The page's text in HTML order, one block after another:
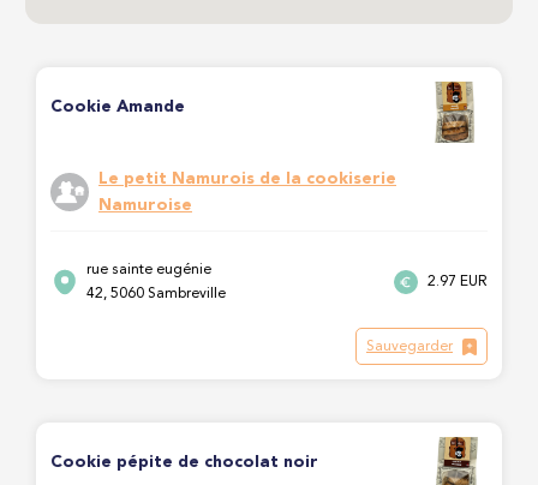
Cookie Amande
Le petit Namurois de la cookiserie
Namuroise
rue sainte eugénie
42, 5060 Sambreville
2.97 EUR
Sauvegarder
Cookie pépite de chocolat noir